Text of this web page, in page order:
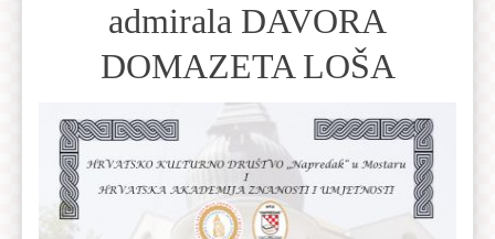
admirala DAVORA
DOMAZETA LOŠA